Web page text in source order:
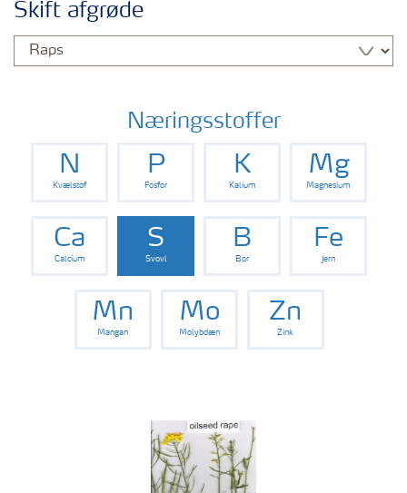
Skift afgrøde
Næringsstoffer
N
Kvælstof
P
Fosfor
K
Kalium
Mg
Magnesium
Ca
Calcium
S
Svovl
B
Bor
Fe
Jern
Mn
Mangan
Mo
Molybdæn
Zn
Zink